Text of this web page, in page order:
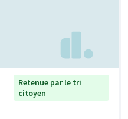
Retenue par le tri
citoyen